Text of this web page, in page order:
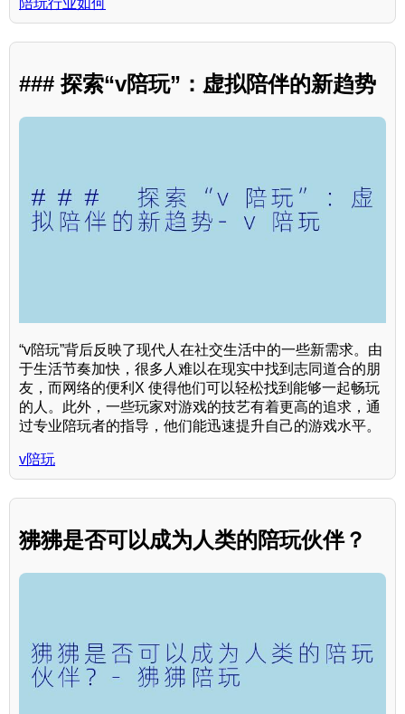
陪玩行业如何
### 探索“v陪玩”：虚拟陪伴的新趋势
“v陪玩”背后反映了现代人在社交生活中的一些新需求。由
于生活节奏加快，很多人难以在现实中找到志同道合的朋
友，而网络的便利X 使得他们可以轻松找到能够一起畅玩
的人。此外，一些玩家对游戏的技艺有着更高的追求，通
过专业陪玩者的指导，他们能迅速提升自己的游戏水平。
v陪玩
狒狒是否可以成为人类的陪玩伙伴？